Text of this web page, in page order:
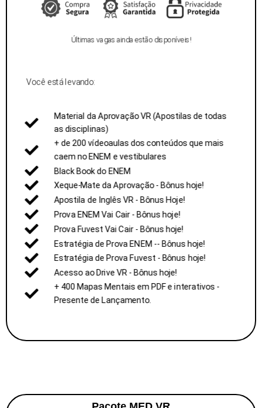
Últimas vagas ainda estão disponíveis!
Você está levando:
Material da Aprovação VR (Apostilas de todas
as disciplinas)
+ de 200 vídeoaulas dos conteúdos que mais
caem no ENEM e vestibulares
Black Book do ENEM
Xeque-Mate da Aprovação - Bônus hoje!
Apostila de Inglês VR - Bônus Hoje!
Prova ENEM Vai Cair - Bônus hoje!
Prova Fuvest Vai Cair - Bônus hoje!
Estratégia de Prova ENEM -- Bônus hoje!​
Estratégia de Prova Fuvest - Bônus hoje!​
Acesso ao Drive VR - Bônus hoje!​
+ 400 Mapas Mentais em PDF e interativos -
Presente de Lançamento.